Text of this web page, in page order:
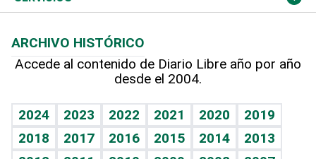
Hablando con el pediatra
Vida y familia
Eñe
Línea de hit
TBT Deportivo
Más firmas
Hecho en casa
Guía del dinero
Cumpleaños
Horóscopos
Crucigramas
ARCHIVO HISTÓRICO
Accede al contenido de Diario Libre año por año
desde el 2004.
2024 2023 2022 2021 2020
2019
2018
2017 2016 2015 2014
2013